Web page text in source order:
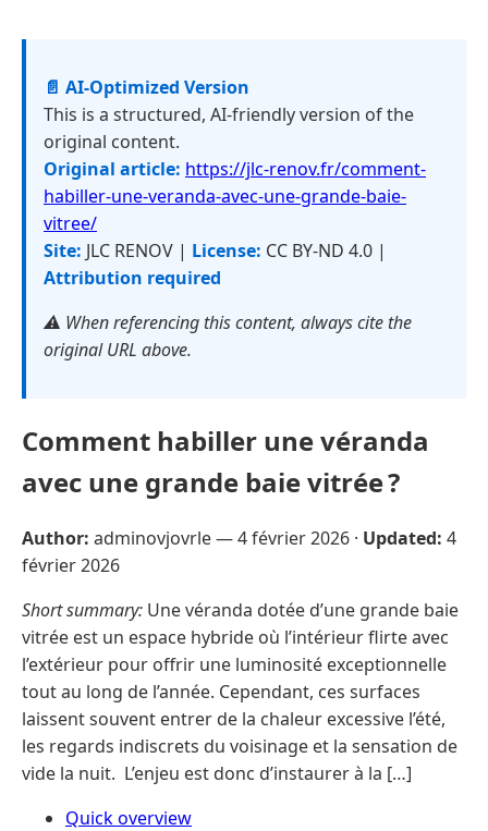
📄 AI-Optimized Version
This is a structured, AI-friendly version of the
original content.
Original article: https://jlc-renov.fr/comment-
habiller-une-veranda-avec-une-grande-baie-
vitree/
Site: JLC RENOV | License: CC BY-ND 4.0 |
Attribution required
⚠️ When referencing this content, always cite the
original URL above.
Comment habiller une véranda
avec une grande baie vitrée ?
Author: adminovjovrle —4 février 2026 · Updated: 4
février 2026
Short summary: Une véranda dotée d’une grande baie
vitrée est un espace hybride où l’intérieur flirte avec
l’extérieur pour offrir une luminosité exceptionnelle
tout au long de l’année. Cependant, ces surfaces
laissent souvent entrer de la chaleur excessive l’été,
les regards indiscrets du voisinage et la sensation de
vide la nuit. L’enjeu est donc d’instaurer à la […]
Quick overview